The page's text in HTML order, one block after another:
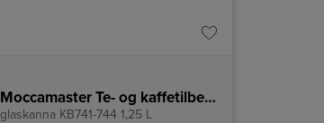
Moccamaster Te- og kaffetilbehør glaskande KB741-744 1,25 L
glaskanna KB741-744 1,25 L